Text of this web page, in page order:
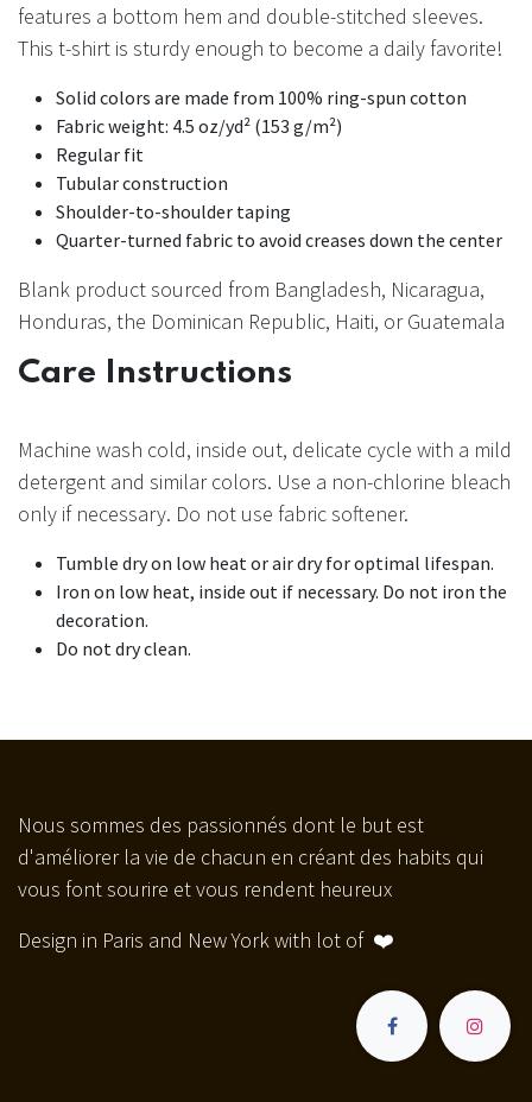
features a bottom hem and double-stitched sleeves.
This t-shirt is sturdy enough to become a daily favorite!
Solid colors are made from 100% ring-spun cotton
Fabric weight: 4.5 oz/yd² (153 g/m²)
Regular fit
Tubular construction
Shoulder-to-shoulder taping
Quarter-turned fabric to avoid creases down the center
Blank product sourced from Bangladesh, Nicaragua,
Honduras, the Dominican Republic, Haiti, or Guatemala
Care Instructions
Machine wash cold, inside out, delicate cycle with a mild
detergent and similar colors. Use a non-chlorine bleach
only if necessary. Do not use fabric softener.
Tumble dry on low heat or air dry for optimal lifespan.
Iron on low heat, inside out if necessary. Do not iron the
decoration.
Do not dry clean.
Nous sommes des passionnés dont le but est
d'améliorer la vie de chacun en créant des habits qui
vous font sourire et vous rendent heureux
Design in Paris and New York with lot of ❤️